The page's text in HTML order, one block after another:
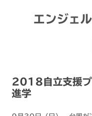
エンジェ
2018自立支援プ
進学